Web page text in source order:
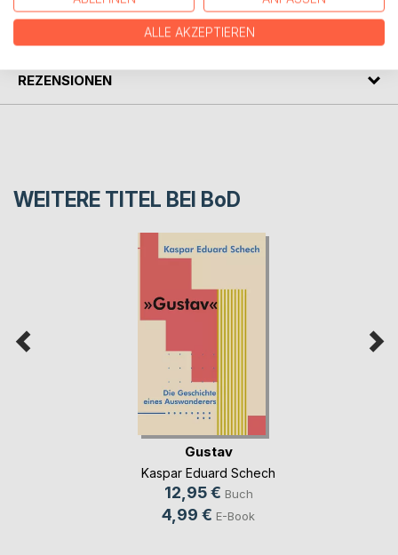
REZENSIONEN
WEITERE TITEL BEI BoD
Gustav
Kaspar Eduard Schech
12,95 € Buch
4,99 € E-Book
ALLE AKZEPTIEREN